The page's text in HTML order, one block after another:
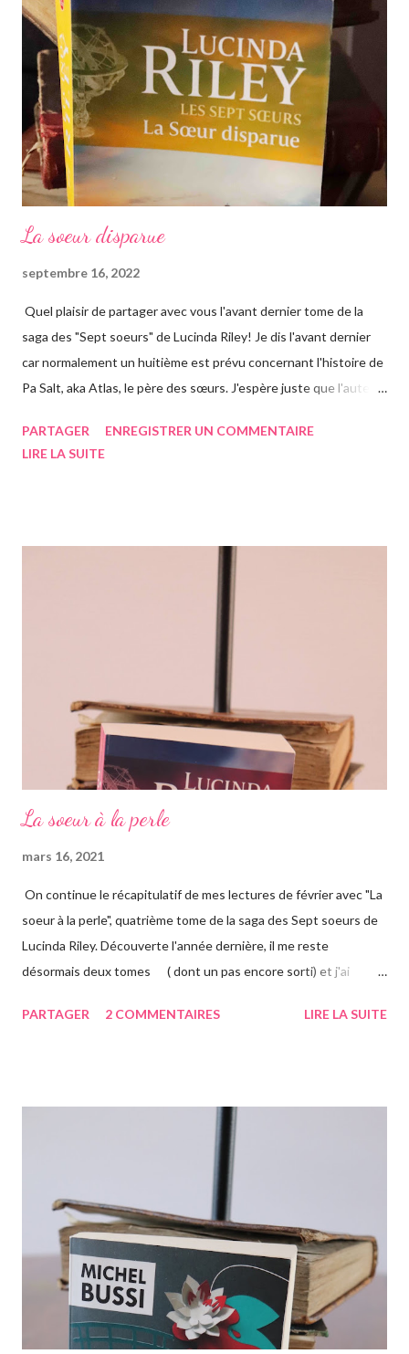
La soeur disparue
septembre 16, 2022
Quel plaisir de partager avec vous l'avant dernier tome de la
saga des "Sept soeurs" de Lucinda Riley! Je dis l'avant dernier
car normalement un huitième est prévu concernant l'histoire de
Pa Salt, aka Atlas, le père des sœurs. J'espère juste que l'auteur
Chose que j'ai d'ailleurs apprise en commençant le roman, ça m'a
rapidement, un vieil homme de plus de quatre-vingts-ans a
adopté six filles, issues de ses voyages qu'il élève à Genève en
également par Marina, appelée Ma, leur gouvernante/nounou
PARTAGER
ENREGISTRER UN COMMENTAIRE
LIRE LA SUITE
La soeur à la perle
mars 16, 2021
On continue le récapitulatif de mes lectures de février avec "La
soeur à la perle", quatrième tome de la saga des Sept soeurs de
Lucinda Riley. Découverte l'année dernière, il me reste
désormais deux tomes ( dont un pas encore sorti) et j'ai
avez pu le voir précédemment sur le blog. Cette fois-ci on suit la
campagne anglaise, elle va quant à elle partir à l'autre bout du
globe. Habituée à voyager, mais jamais seule, ce long courrier lui
d'arriver en Australie, elle fait escale plusieurs semaines en
Thaïlande, sur l'île de Krabi, où elle était déjà allée avec sa soeur.
Elle retrouve des personnes qu'elle conn...
PARTAGER 2 COMMENTAIRES LIRE LA SUITE